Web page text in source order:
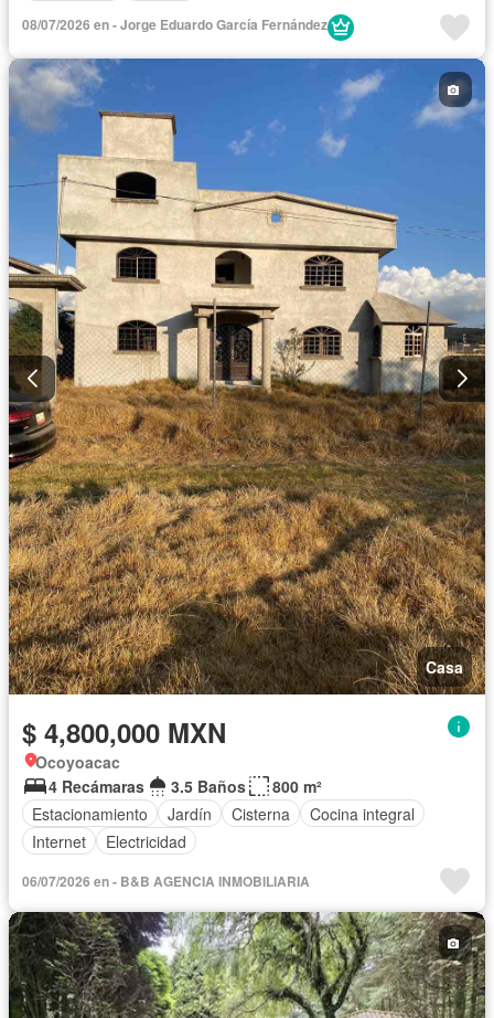
08/07/2026 en - Jorge Eduardo García Fernández
Casa
$ 4,800,000 MXN
Ocoyoacac
4 Recámaras
3.5 Baños
800 m²
Estacionamiento
Jardín Cisterna
Cocina integral
Internet
Electricidad
06/07/2026 en - B&B AGENCIA INMOBILIARIA